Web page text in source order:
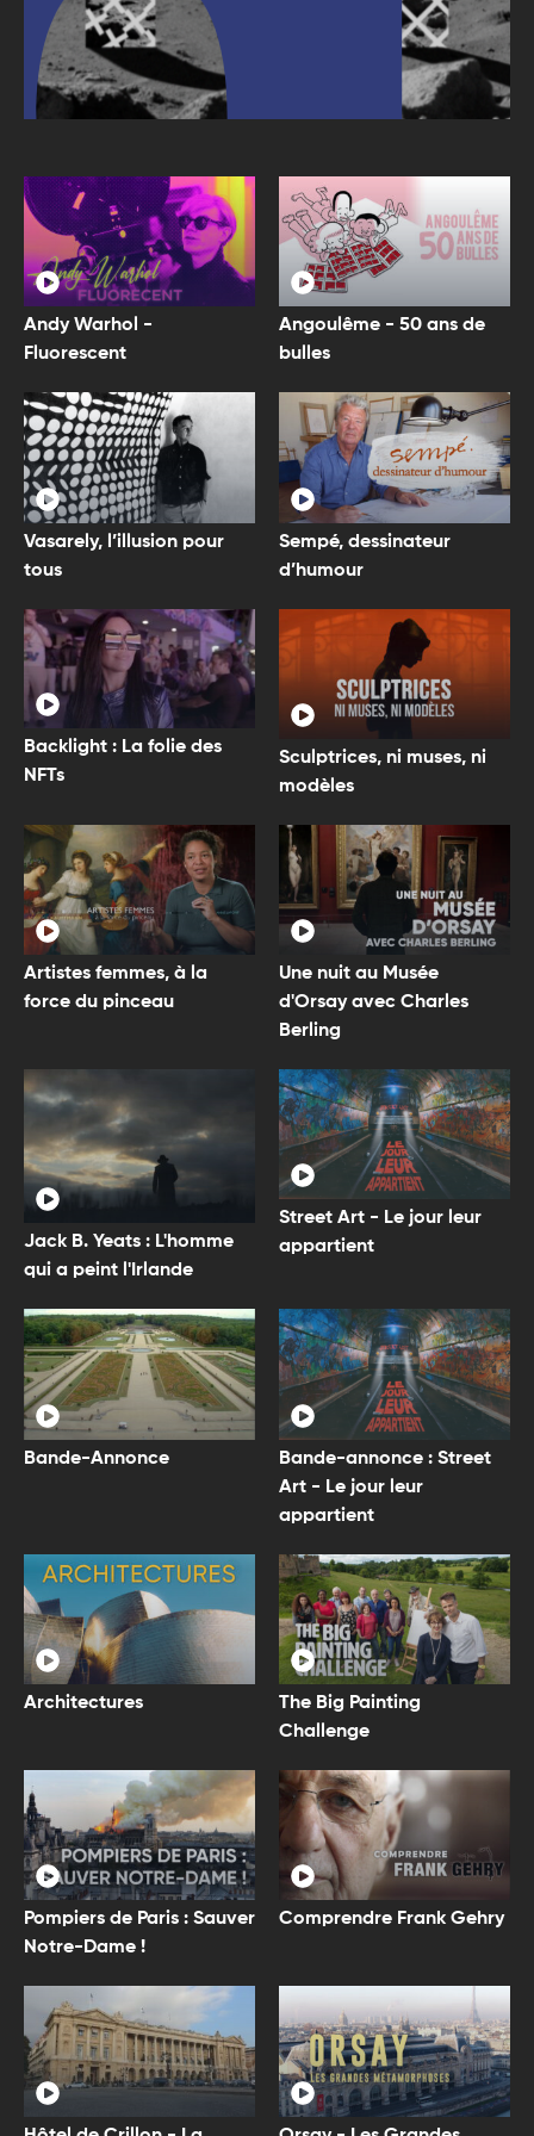
Andy Warhol -
Fluorescent
Angoulême - 50 ans de
bulles
Vasarely, l’illusion pour
tous
Sempé, dessinateur
d’humour
Backlight : La folie des
NFTs
Sculptrices, ni muses, ni
modèles
Artistes femmes, à la
force du pinceau
Une nuit au Musée
d'Orsay avec Charles
Berling
Jack B. Yeats : L'homme
qui a peint l'Irlande
Street Art - Le jour leur
appartient
Bande-Annonce
Bande-annonce : Street
Art - Le jour leur
appartient
Architectures
The Big Painting
Challenge
Pompiers de Paris : Sauver
Notre-Dame !
Comprendre Frank Gehry